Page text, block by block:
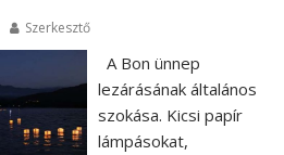
Szerkesztő
A Bon ünnep
lezárásának általános
szokása. Kicsi papír
lámpásokat,